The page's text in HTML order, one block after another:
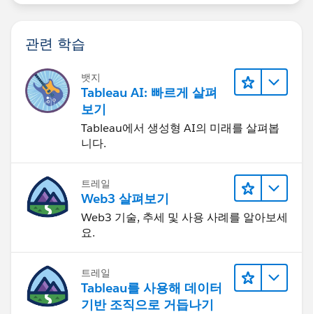
관련 학습
뱃지
Tableau AI: 빠르게 살펴
보기
Tableau에서 생성형 AI의 미래를 살펴봅
니다.
트레일
Web3 살펴보기
Web3 기술, 추세 및 사용 사례를 알아보세
요.
트레일
Tableau를 사용해 데이터
기반 조직으로 거듭나기